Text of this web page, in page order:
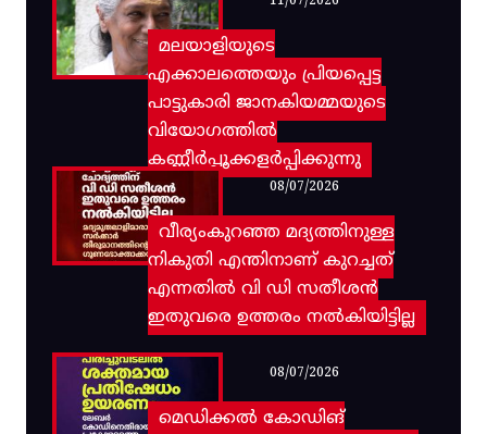
മലയാളിയുടെ
എക്കാലത്തെയും പ്രിയപ്പെട്ട
പാട്ടുകാരി ജാനകിയമ്മയുടെ
വിയോഗത്തിൽ
കണ്ണീർപ്പൂക്കളർപ്പിക്കുന്നു
വീര്യംകുറഞ്ഞ മദ്യത്തിനുള്ള
നികുതി എന്തിനാണ് കുറച്ചത്
എന്നതിൽ വി ഡി സതീശൻ
ഇതുവരെ ഉത്തരം നൽകിയിട്ടില്ല
08/07/2026
മെഡിക്കൽ കോഡിങ്
08/07/2026